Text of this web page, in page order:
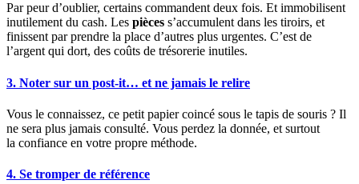
Par peur d’oublier, certains commandent deux fois. Et immobilisent
inutilement du cash. Les pièces s’accumulent dans les tiroirs, et
finissent par prendre la place d’autres plus urgentes. C’est de
l’argent qui dort, des coûts de trésorerie inutiles.
3. Noter sur un post-it… et ne jamais le relire
Vous le connaissez, ce petit papier coincé sous le tapis de souris ? Il
ne sera plus jamais consulté. Vous perdez la donnée, et surtout
la confiance en votre propre méthode.
4. Se tromper de référence